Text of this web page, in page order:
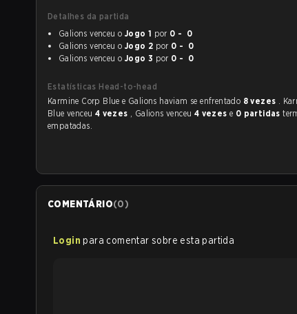
Detalhes da partida
Galions venceu o Jogo 1 por
0 - 0
Galions venceu o Jogo 2 por
0 - 0
Galions venceu o Jogo 3 por 0 - 0
Estatísticas Head-to-head
Karmine Corp Blue e Galions haviam se enfrentado 8 vezes .
Blue venceu 4 vezes , Galions venceu 4 vezes e 0 partidas
empatadas.
COMENTÁRIO(0)
Login para comentar sobre esta partida